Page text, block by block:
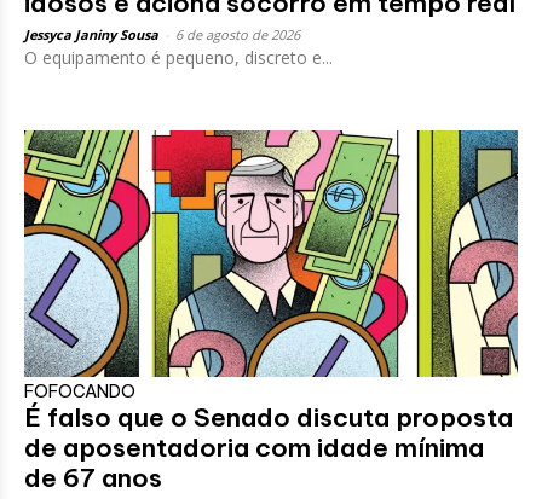
Jessyca Janiny Sousa 6 de agosto de 2026
O equipamento é pequeno, discreto e...
FOFOCANDO
É falso que o Senado discuta proposta
de aposentadoria com idade mínima
de 67 anos